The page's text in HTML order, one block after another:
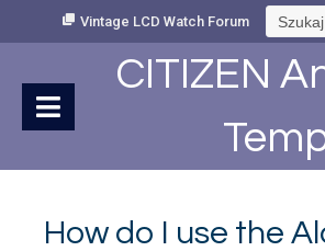
Vintage LCD Watch Forum Szukaj:
CITIZEN
How do I use the